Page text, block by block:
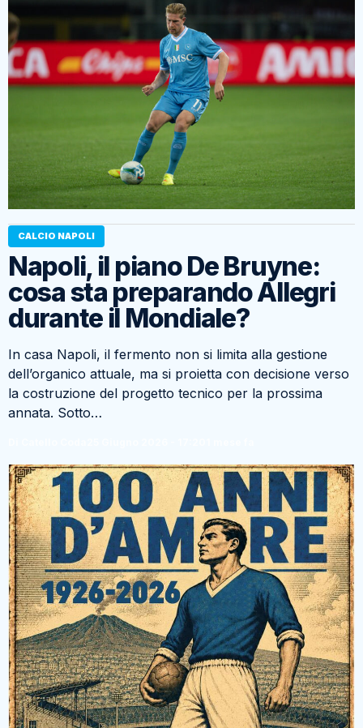
CALCIO NAPOLI
Napoli, il piano De Bruyne:
cosa sta preparando Allegri
durante il Mondiale?
In casa Napoli, il fermento non si limita alla gestione
dell’organico attuale, ma si proietta con decisione verso
la costruzione del progetto tecnico per la prossima
annata. Sotto…